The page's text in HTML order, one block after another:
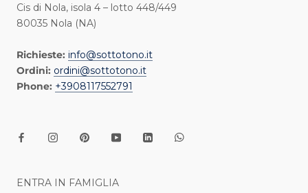
Cis di Nola, isola 4 – lotto 448/449
80035 Nola (NA)
Richieste: info@sottotono.it
Ordini: ordini@sottotono.it
Phone: +3908117552791
ENTRA IN FAMIGLIA